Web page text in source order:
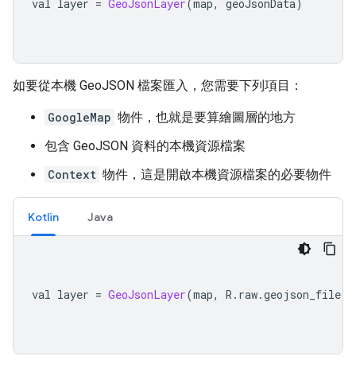
val layer = GeoJsonLayer(map, geoJsonData)
如要從本機 GeoJSON 檔案匯入，您需要下列項目：
GoogleMap 物件，也就是要算繪圖層的地方
包含 GeoJSON 資料的本機資源檔案
Context 物件，這是開啟本機資源檔案的必要物件
Kotlin Java
val layer = GeoJsonLayer(map, R . raw.geojson_file